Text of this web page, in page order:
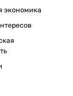
экономика